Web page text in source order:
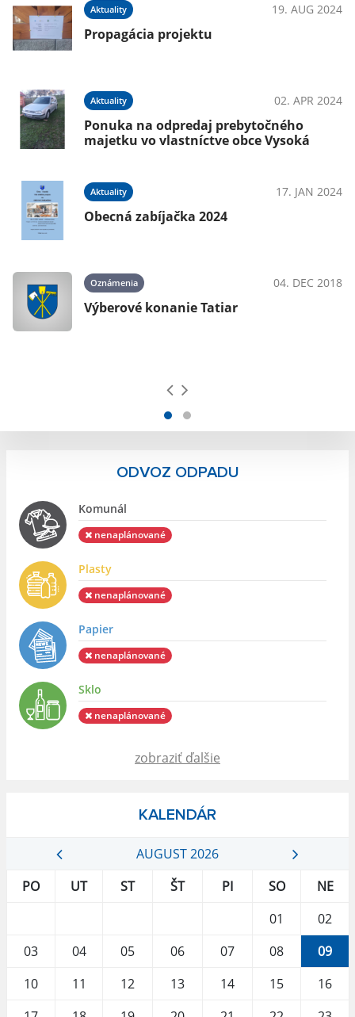
Aktuality 19. AUG 2024
Propagácia projektu
Aktuality 02. APR 2024
Ponuka na odpredaj prebytočného
majetku vo vlastníctve obce Vysoká
Aktuality 17. JAN 2024
Obecná zabíjačka 2024
Oznámenia 04. DEC 2018
Výberové konanie Tatiar
ODVOZ ODPADU
Komunál
nenaplánované
Plasty
nenaplánované
Papier
nenaplánované
Sklo
nenaplánované
zobraziť ďalšie
KALENDÁR
AUGUST 2026
PO
UT ST ŠT PI SO
NE
01
02
03
04 05 06 07 08
09
10
11 12 13 14 15
16